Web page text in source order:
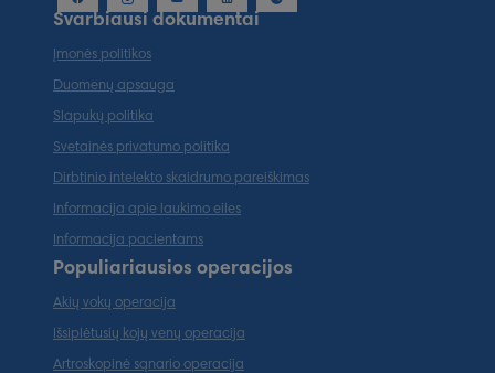
Svarbiausi dokumentai
Įmonės politikos
Duomenų apsauga
Slapukų politika
Svetainės privatumo politika
Dirbtinio intelekto skaidrumo pareiškimas
Informacija apie laukimo eiles
Informacija pacientams
Populiariausios operacijos
Akių vokų operacija
Išsiplėtusių kojų venų operacija
Artroskopinė sąnario operacija